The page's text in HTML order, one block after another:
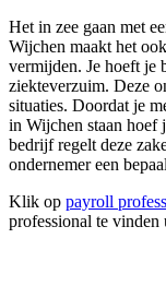
Het in zee gaan met
Wijchen maakt het
vermijden. Je hoeft je
ziekteverzuim. Deze
situaties. Doordat je
in Wijchen staan hoef
bedrijf regelt deze
ondernemer een
Klik op payroll
professional te vinden